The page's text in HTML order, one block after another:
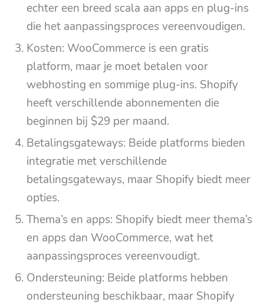
echter een breed scala aan apps en plug-ins
die het aanpassingsproces vereenvoudigen.
Kosten: WooCommerce is een gratis
platform, maar je moet betalen voor
webhosting en sommige plug-ins. Shopify
heeft verschillende abonnementen die
beginnen bij $29 per maand.
Betalingsgateways: Beide platforms bieden
integratie met verschillende
betalingsgateways, maar Shopify biedt meer
opties.
Thema’s en apps: Shopify biedt meer thema’s
en apps dan WooCommerce, wat het
aanpassingsproces vereenvoudigt.
Ondersteuning: Beide platforms hebben
ondersteuning beschikbaar, maar Shopify